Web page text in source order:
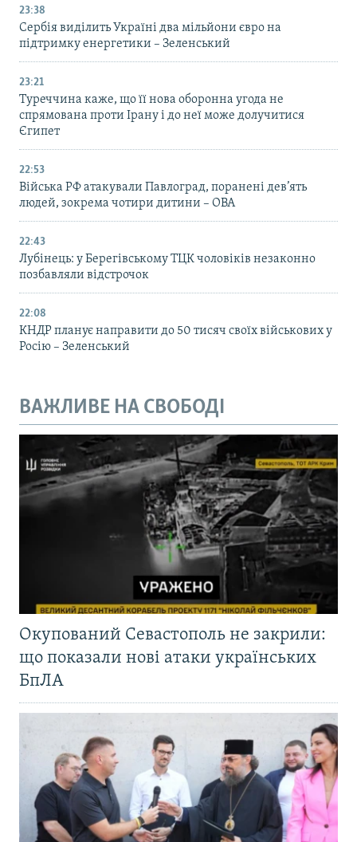
23:38
Сербія виділить Україні два мільйони євро на
підтримку енергетики – Зеленський
23:21
Туреччина каже, що її нова оборонна угода не
спрямована проти Ірану і до неї може долучитися
Єгипет
22:53
Війська РФ атакували Павлоград, поранені дев’ять
людей, зокрема чотири дитини – ОВА
22:43
Лубінець: у Берегівському ТЦК чоловіків незаконно
позбавляли відстрочок
22:08
КНДР планує направити до 50 тисяч своїх військових у
Росію – Зеленський
ВАЖЛИВЕ НА СВОБОДІ
Окупований Севастополь не закрили:
що показали нові атаки українських
БпЛА